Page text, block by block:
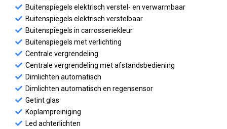
Buitenspiegels elektrisch verstel- en verwarmbaar
Buitenspiegels elektrisch verstelbaar
Buitenspiegels in carrosseriekleur
Buitenspiegels met verlichting
Centrale vergrendeling
Centrale vergrendeling met afstandsbediening
Dimlichten automatisch
Dimlichten automatisch en regensensor
Getint glas
Koplampreiniging
Led achterlichten